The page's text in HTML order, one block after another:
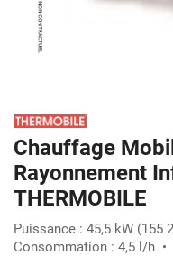
Chauffage
Rayonnement
THERMOBILE
Puissance : 45,5 kW
Consommation : 4,5 l/h